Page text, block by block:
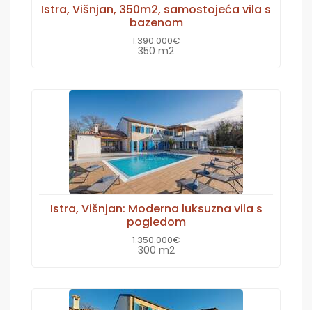
Istra, Višnjan, 350m2, samostojeća vila s
bazenom
1.390.000€
350 m2
Istra, Višnjan: Moderna luksuzna vila s
pogledom
1.350.000€
300 m2